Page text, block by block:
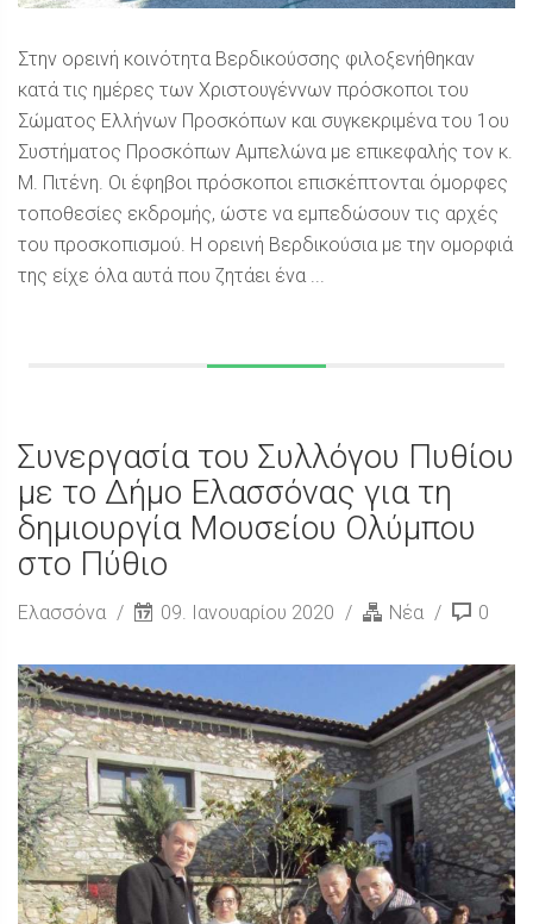
Στην ορεινή κοινότητα Βερδικούσσης φιλοξενήθηκαν
κατά τις ημέρες των Χριστουγέννων πρόσκοποι του
Σώματος Ελλήνων Προσκόπων και συγκεκριμένα του 1ου
Συστήματος Προσκόπων Αμπελώνα με επικεφαλής τον κ.
Μ. Πιτένη. Οι έφηβοι πρόσκοποι επισκέπτονται όμορφες
τοποθεσίες εκδρομής, ώστε να εμπεδώσουν τις αρχές
του προσκοπισμού. Η ορεινή Βερδικούσια με την ομορφιά
της είχε όλα αυτά που ζητάει ένα ...
Συνεργασία του Συλλόγου Πυθίου
με το Δήμο Ελασσόνας για τη
δημιουργία Μουσείου Ολύμπου
στο Πύθιο
Ελασσόνα 09. Ιανουαρίου 2020 Νέα 0